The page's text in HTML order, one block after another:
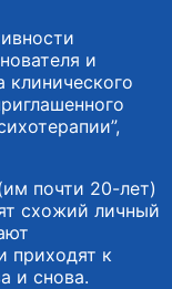
и
почти 20-лет)
схожий личный
приходят к
и снова.